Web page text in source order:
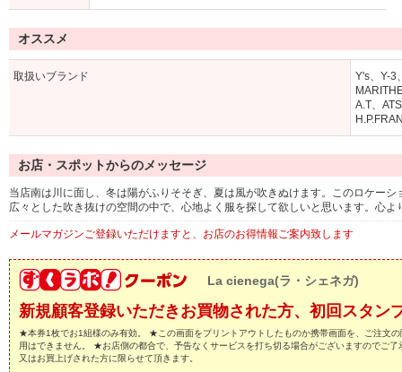
オススメ
取扱いブランド
Y's、Y-3
A.T、
お店・スポットからのメッセージ
当店南は川に面し、冬は陽がふりそそぎ、夏は風が吹きぬけます。このロケー
広々とした吹き抜けの空間の中で、心地よく服を探して欲しいと思います。心
メールマガジンご登録いただけますと、お店のお得情報ご案内致します
La cienega(ラ・シェネガ)
新規顧客登録いただきお買物された方、初回スタン
★本券1枚でお1組様のみ有効。 ★この画面をプリントアウトしたものか携帯画面を、ご注文
用はできません。 ★お店側の都合で、予告なくサービスを打ち切る場合がございますのでご
又はお買上げされた方に限らせて頂きます。